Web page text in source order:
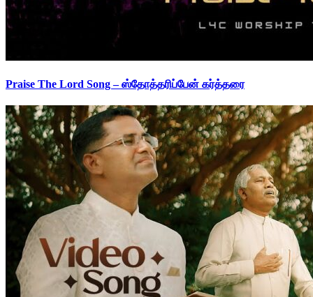
Praise The Lord Song – ஸ்தோத்தரிப்பேன் கர்த்தரை